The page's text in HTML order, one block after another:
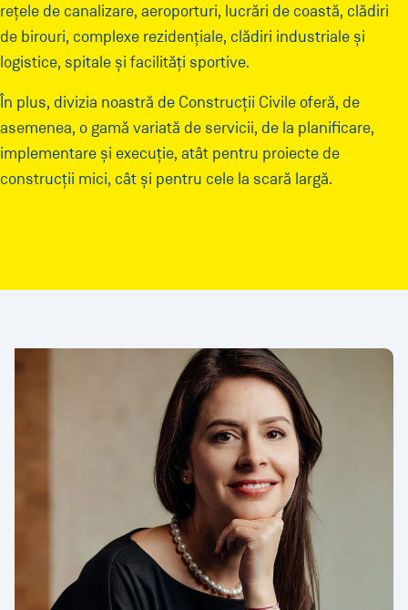
rețele de canalizare, aeroporturi, lucrări de coastă, clădiri
de birouri, complexe rezidențiale, clădiri industriale și
logistice, spitale și facilități sportive.
În plus, divizia noastră de Construcții Civile oferă, de
asemenea, o gamă variată de servicii, de la planificare,
implementare și execuție, atât pentru proiecte de
construcții mici, cât și pentru cele la scară largă.